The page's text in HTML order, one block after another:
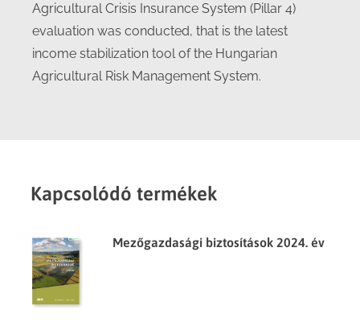
Agricultural Crisis Insurance System (Pillar 4)
evaluation was conducted, that is the latest
income stabilization tool of the Hungarian
Agricultural Risk Management System.
Kapcsolódó termékek
Mezőgazdasági biztosítások 2024. év